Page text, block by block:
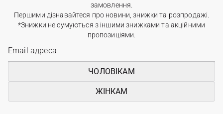
замовлення.
Першими дізнавайтеся про новини, знижки та розпродажі.
*Знижки не сумуються з іншими знижками та акційними
пропозиціями.
ЧОЛОВІКАМ
ЖІНКАМ